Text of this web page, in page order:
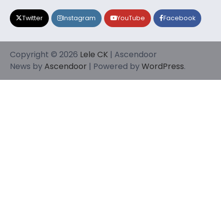
Twitter Instagram YouTube Facebook
Copyright © 2026 Lele CK | Ascendoor
News byAscendoor | Powered byWordPress.